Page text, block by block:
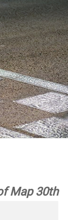
Мар 30th